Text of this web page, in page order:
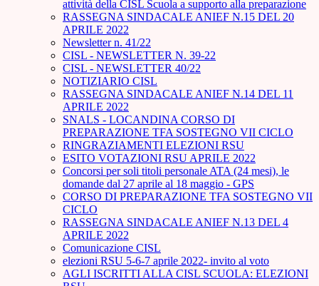
attività della CISL Scuola a supporto alla preparazione
RASSEGNA SINDACALE ANIEF N.15 DEL 20
APRILE 2022
Newsletter n. 41/22
CISL - NEWSLETTER N. 39-22
CISL - NEWSLETTER 40/22
NOTIZIARIO CISL
RASSEGNA SINDACALE ANIEF N.14 DEL 11
APRILE 2022
SNALS - LOCANDINA CORSO DI
PREPARAZIONE TFA SOSTEGNO VII CICLO
RINGRAZIAMENTI ELEZIONI RSU
ESITO VOTAZIONI RSU APRILE 2022
Concorsi per soli titoli personale ATA (24 mesi), le
domande dal 27 aprile al 18 maggio - GPS
CORSO DI PREPARAZIONE TFA SOSTEGNO VII
CICLO
RASSEGNA SINDACALE ANIEF N.13 DEL 4
APRILE 2022
Comunicazione CISL
elezioni RSU 5-6-7 aprile 2022- invito al voto
AGLI ISCRITTI ALLA CISL SCUOLA: ELEZIONI